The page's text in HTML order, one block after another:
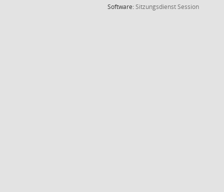
Software:SitzungsdienstSession(Wird in